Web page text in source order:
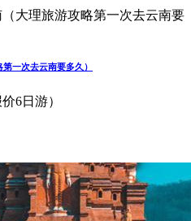
一次去云南要多久）